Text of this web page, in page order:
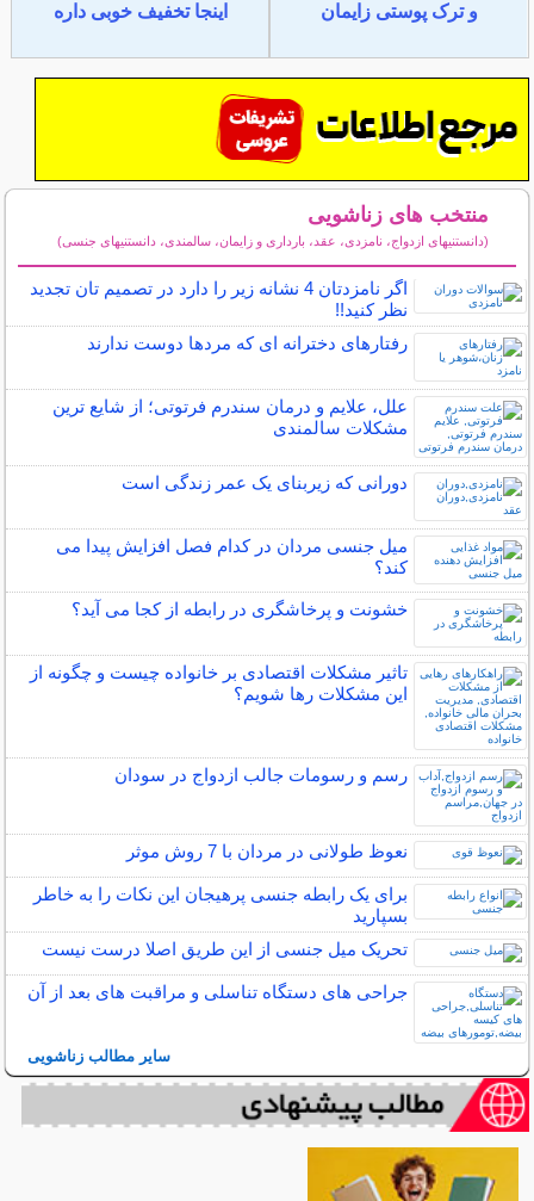
و ترک پوستی زایمان اینجا تخفیف خوبی داره
منتخب های زناشویی
(دانستنیهای ازدواج، نامزدی، عقد، بارداری و زایمان، سالمندی، دانستنیهای جنسی)
اگر نامزدتان 4 نشانه زیر را دارد در تصمیم تان تجدید
نظر کنید!!
رفتارهای دخترانه ای که مردها دوست ندارند
علل، علایم و درمان سندرم فرتوتی؛ از شایع ترین
مشکلات سالمندی
دورانی که زیربنای یک عمر زندگی‌ است
میل جنسی مردان در کدام فصل افزایش پیدا می
کند؟
خشونت و پرخاشگری در رابطه از کجا می آید؟
تاثیر مشکلات اقتصادی بر خانواده چیست و چگونه از
این مشکلات رها شویم؟
رسم و رسومات جالب ازدواج در سودان
نعوظ طولانی در مردان با 7 روش موثر
برای یک رابطه جنسی پرهیجان این نکات را به خاطر
بسپارید
تحریک میل جنسی از این طریق اصلا درست نیست
جراحی های دستگاه تناسلی و مراقبت های بعد از آن
سایر مطالب زناشویی